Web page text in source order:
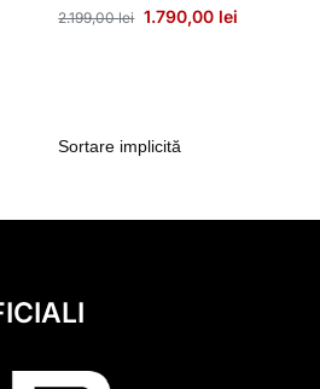
2.199,00lei 1.790,00 lei